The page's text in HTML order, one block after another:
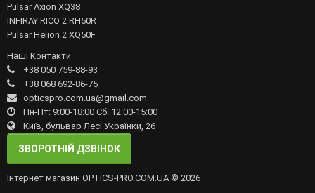
Pulsar Axion XQ38
INFIRAY RICO 2 RH50R
Pulsar Helion 2 XQ50F
Наші Контакти
+38 050 759-88-93
+38 068 692-86-75
opticspro.com.ua@gmail.com
Пн-Пт: 9:00-18:00 Сб: 12:00-15:00
Київ, бульвар Лесі Українки, 26
ЗВОРОТНІЙ ДЗВІНОК
Інтернет магазин OPTICS-PRO.COM.UA © 2026